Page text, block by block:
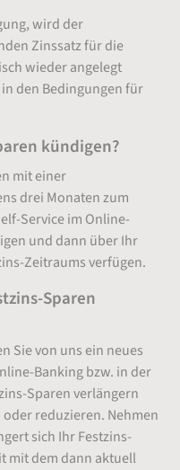
wird der
Zinssatz für die
wieder angelegt
den Bedingungen für
kündigen?
mit einer
drei Monaten zum
Service im Online-
und dann über Ihr
Zeitraums verfügen.
Sparen
Sie von uns ein neues
Banking bzw. in der
Sparen verlängern
reduzieren. Nehmen
sich Ihr Festzins-
mit dem dann aktuell